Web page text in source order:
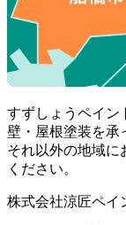
すずしょうペイン
壁・屋根塗装を承
それ以外の地域に
ください。
株式会社涼匠ペイ